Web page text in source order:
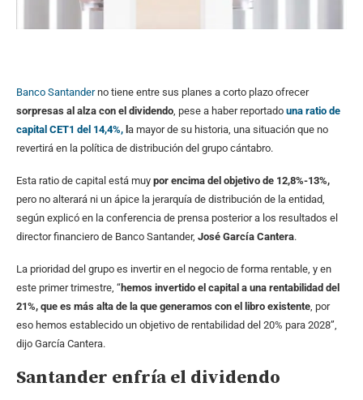
Banco Santanderno tiene entre sus planes a corto plazo ofrecer
sorpresas al alza con el dividendo , pese a haber reportado una ratio de
capital CET1 del 14,4%, a mayor de su historia, una situación que no
revertirá en la política de distribución del grupo cántabro.
Esta ratio de capital está muy por encima del objetivo de 12,8%-13%,
pero no alterará ni un ápice la jerarquía de distribución de la entidad,
según explicó en la conferencia de prensa posterior a los resultados el
director financiero de Banco Santander, José García Cantera.
La prioridad del grupo es invertir en el negocio de forma rentable, y en
este primer trimestre, “hemos invertido el capital a una rentabilidad del
21%, que es más alta de la que generamos con el libro existente , por
eso hemos establecido un objetivo de rentabilidad del 20% para 2028”,
dijo García Cantera.
Santander enfría el dividendo